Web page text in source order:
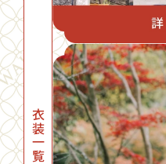
衣装一覧